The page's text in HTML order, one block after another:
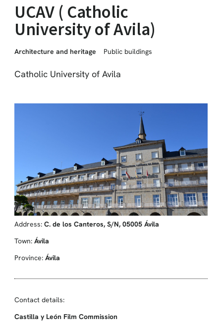
UCAV ( Catholic
University of Avila)
Architecture and heritage Public buildings
Catholic University of Avila
Address: C. de los Canteros, S/N, 05005 Ávila
Town: Ávila
Province: Ávila
Contact details:
Castilla y León Film Commission